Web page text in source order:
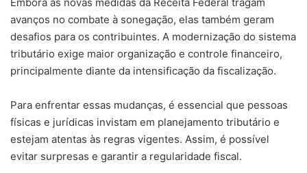
avanços no combate à sonegação, elas também geram
desafios para os contribuintes. A modernização do sistema
tributário exige maior organização e controle financeiro,
principalmente diante da intensificação da fiscalização.
Para enfrentar essas mudanças, é essencial que pessoas
físicas e jurídicas invistam em planejamento tributário e
estejam atentas às regras vigentes. Assim, é possível
evitar surpresas e garantir a regularidade fiscal.